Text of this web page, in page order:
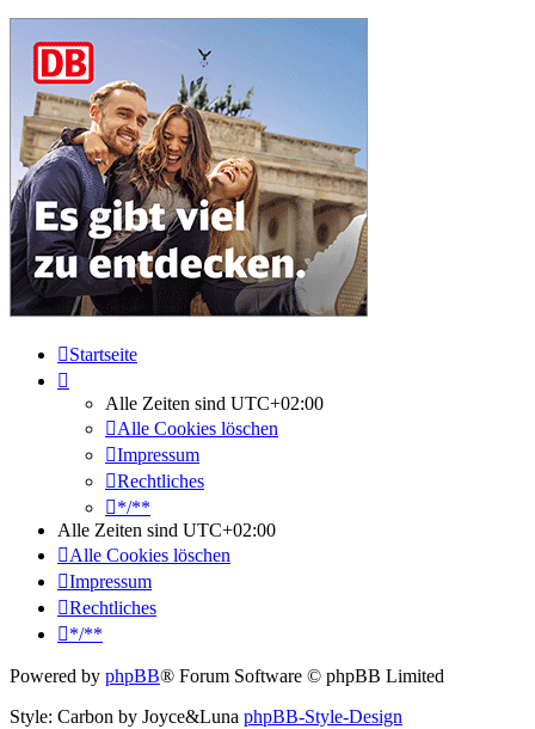
Startseite
Alle Zeiten sind UTC+02:00
Alle Cookies löschen
Impressum
Rechtliches
*/**
Alle Zeiten sind UTC+02:00
Alle Cookies löschen
Impressum
Rechtliches
*/**
Powered by phpBB® Forum Software © phpBB Limited
Style: Carbon by Joyce&Luna phpBB-Style-Design